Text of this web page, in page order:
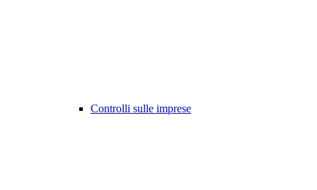
Controlli sulle imprese